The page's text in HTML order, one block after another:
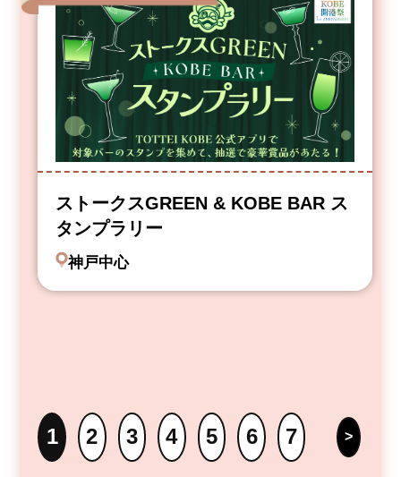
ストークスGREEN & KOBE BAR ス
タンプラリー
神戸中心
1 2 3 4 5 6 7 >